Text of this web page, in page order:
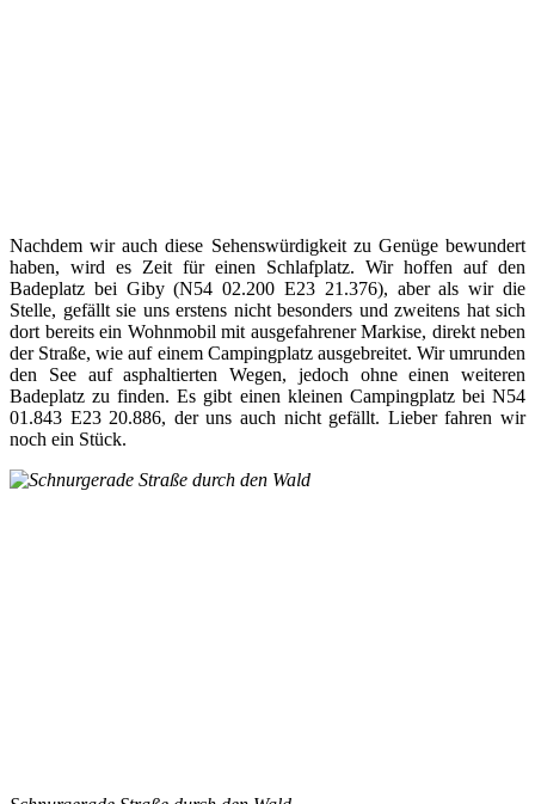
Nachdem wir auch diese Sehenswürdigkeit zu Genüge bewundert
haben, wird es Zeit für einen Schlafplatz. Wir hoffen auf den
Badeplatz bei Giby (N54 02.200 E23 21.376), aber als wir die
Stelle, gefällt sie uns erstens nicht besonders und zweitens hat sich
dort bereits ein Wohnmobil mit ausgefahrener Markise, direkt neben
der Straße, wie auf einem Campingplatz ausgebreitet. Wir umrunden
den See auf asphaltierten Wegen, jedoch ohne einen weiteren
Badeplatz zu finden. Es gibt einen kleinen Campingplatz bei N54
01.843 E23 20.886, der uns auch nicht gefällt. Lieber fahren wir
noch ein Stück.